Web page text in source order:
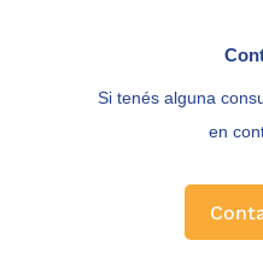
Si tenés alguna
en